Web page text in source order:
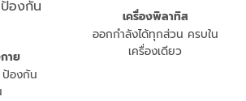
าย
ป้องกัน
เครื่องพิลาทิส
ออกกำลังได้ทุกส่วน ครบใน
เครื่องเดียว